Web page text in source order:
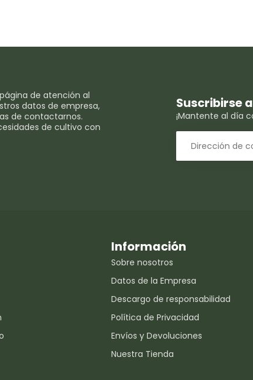
de atención al
datos de empresa,
de contactarnos.
de cultivo con
Suscribirse
¡Mantente al día
Información
Sobre nosotros
Datos de la Empresa
Descargo de responsabilidad
Política de Privacidad
Envíos y Devoluciones
Nuestra Tienda